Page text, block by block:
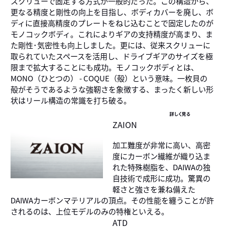
更なる精度と剛性の向上を目指し、ボディカバーを廃し、ボ
ディに直接高精度のプレートをねじ込むことで固定したのが
モノコックボディ。これによりギアの支持精度が高まり、ま
た剛性･気密性も向上しました。更には、従来スクリューに
取られていたスペースを活用し、ドライブギアのサイズを極
限まで拡大することにも成功。モノコックボディとは、
MONO（ひとつの） - COQUE（殻）という意味。一枚貝の
殻がそうであるような強靭さを象徴する、まったく新しい形
状はリール構造の常識を打ち破る。
詳しく見る
ZAION
加工難度が非常に高い、高密
度にカーボン繊維が織り込ま
れた特殊樹脂を、DAIWAの独
自技術で成形に成功。驚異の
軽さと強さを兼ね備えた
DAIWAカーボンマテリアルの頂点。その性能を纏うことが許
されるのは、上位モデルのみの特権といえる。
ATD